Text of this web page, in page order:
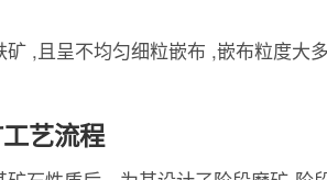
,且呈不均匀细粒嵌布 ,嵌布粒度大
艺流程